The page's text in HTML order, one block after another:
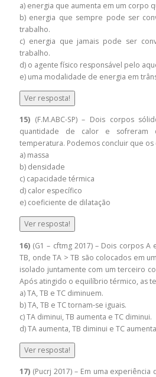
a) energia que aumenta em um corpo
b) energia que sempre pode ser
trabalho.
c) energia que jamais pode ser
trabalho.
d) o agente físico responsável pelo
e) uma modalidade de energia em
Ver resposta!
15) (F.M.ABC-SP) – Dois corpos
quantidade de calor e sofreram
temperatura. Podemos concluir que os
a) massa
b) densidade
c) capacidade térmica
d) calor específico
e) coeficiente de dilatação
Ver resposta!
16) (G1 – cftmg 2017) – Dois corpos
TB, onde TA > TB são colocados em
isolado juntamente com um terceiro
Após atingido o equilíbrio térmico, as
a) TA, TB e TC diminuem.
b) TA, TB e TC tornam-se iguais.
c) TA diminui, TB aumenta e TC diminui.
d) TA aumenta, TB diminui e TC
Ver resposta!
17) (Pucrj 2017) – Em uma